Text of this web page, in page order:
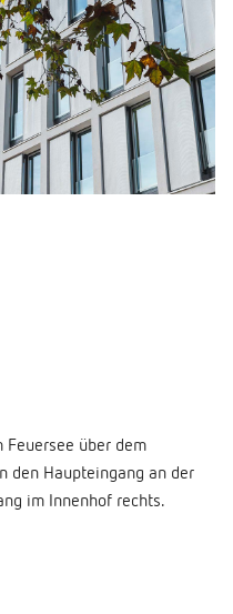
Feuersee über dem
den Haupteingang an der
im Innenhof rechts.